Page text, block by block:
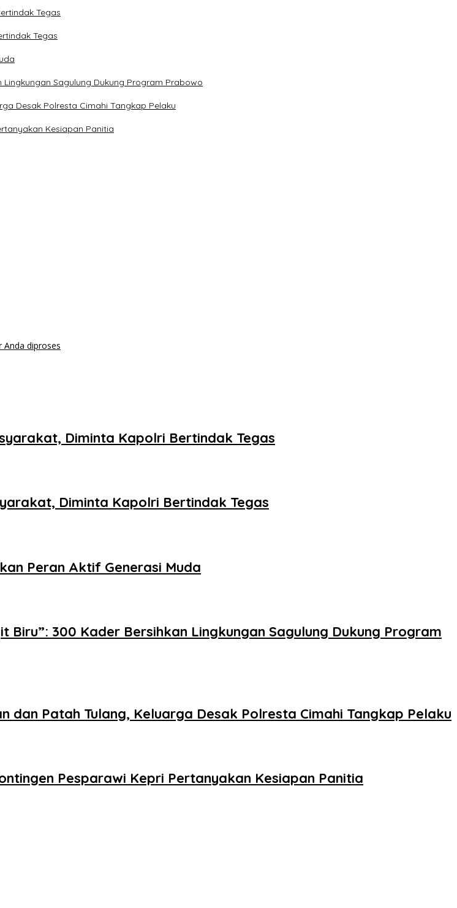
Tegas
Tegas
Lingkungan Sagulung Dukung Program Prabowo
Desak Polresta Cimahi Tangkap Pelaku
Kesiapan Panitia
Anda diproses
Diminta Kapolri Bertindak Tegas
Diminta Kapolri Bertindak Tegas
Peran Aktif Generasi Muda
300 Kader Bersihkan Lingkungan Sagulung Dukung Program
dan Patah Tulang, Keluarga Desak Polresta Cimahi Tangkap Pelaku
Pesparawi Kepri Pertanyakan Kesiapan Panitia